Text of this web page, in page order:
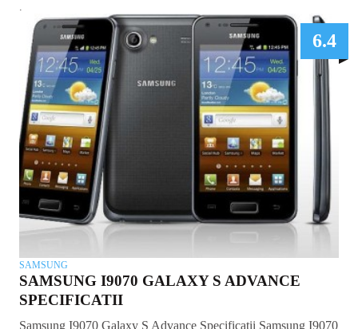
.
6.4
SAMSUNG
SAMSUNG I9070 GALAXY S ADVANCE
SPECIFICATII
Samsung I9070 Galaxy S Advance Specificatii Samsung I9070